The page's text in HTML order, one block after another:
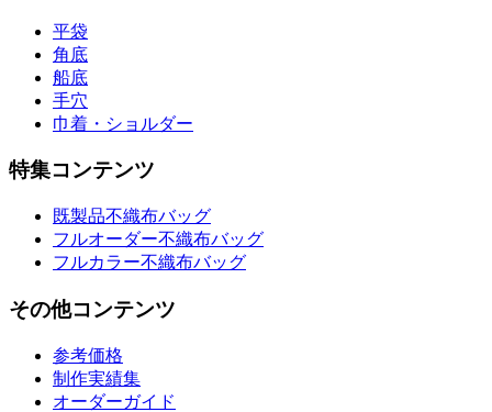
平袋
角底
船底
手穴
巾着・ショルダー
特集コンテンツ
既製品不織布バッグ
フルオーダー不織布バッグ
フルカラー不織布バッグ
その他コンテンツ
参考価格
制作実績集
オーダーガイド